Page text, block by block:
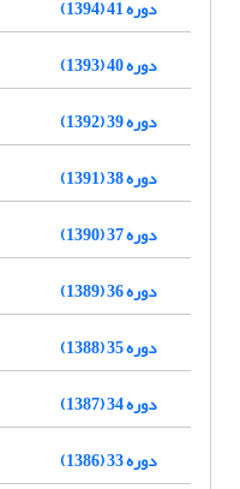
دوره 41 (1394)
دوره 40 (1393)
دوره 39 (1392)
دوره 38 (1391)
دوره 37 (1390)
دوره 36 (1389)
دوره 35 (1388)
دوره 34 (1387)
دوره 33 (1386)